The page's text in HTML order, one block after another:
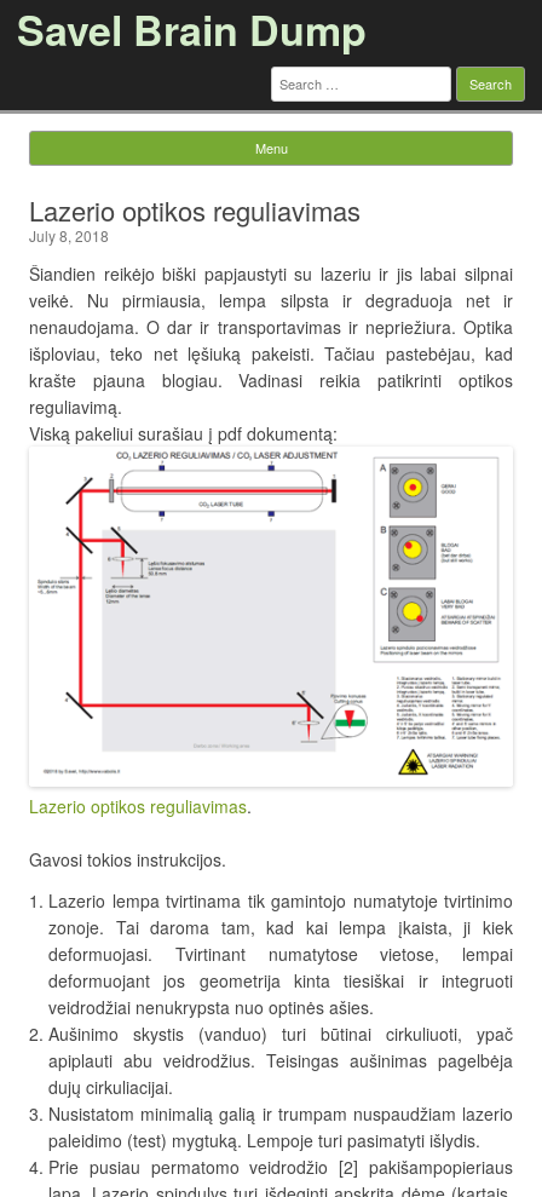
Savel Brain Dump
Search
for:
Menu
Lazerio optikos reguliavimas
July 8, 2018
Šiandien reikėjo biški papjaustyti su lazeriu ir jis labai silpnai
veikė. Nu pirmiausia, lempa silpsta ir degraduoja net ir
nenaudojama. O dar ir transportavimas ir nepriežiura. Optika
išploviau, teko net lęšiuką pakeisti. Tačiau pastebėjau, kad
krašte pjauna blogiau. Vadinasi reikia patikrinti optikos
reguliavimą.
Viską pakeliui surašiau į pdf dokumentą:
Lazerio optikos reguliavimas.
Gavosi tokios instrukcijos.
Lazerio lempa tvirtinama tik gamintojo numatytoje tvirtinimo
zonoje. Tai daroma tam, kad kai lempa įkaista, ji kiek
deformuojasi. Tvirtinant numatytose vietose, lempai
deformuojant jos geometrija kinta tiesiškai ir integruoti
veidrodžiai nenukrypsta nuo optinės ašies.
Aušinimo skystis (vanduo) turi būtinai cirkuliuoti, ypač
apiplauti abu veidrodžius. Teisingas aušinimas pagelbėja
dujų cirkuliacijai.
Nusistatom minimalią galią ir trumpam nuspaudžiam lazerio
paleidimo (test) mygtuką. Lempoje turi pasimatyti išlydis.
Prie pusiau permatomo veidrodžio [2] pakišampopieriaus